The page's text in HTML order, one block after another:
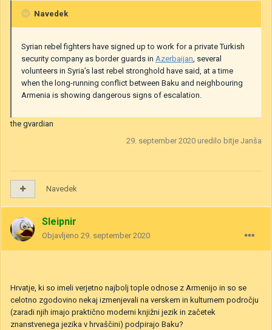
Navedek
Syrian rebel fighters have signed up to work for a private Turkish
security company as border guards in Azerbaijan, several
volunteers in Syria’s last rebel stronghold have said, at a time
when the long-running conflict between Baku and neighbouring
Armenia is showing dangerous signs of escalation.
the gvardian
29. september 2020 uredilo bitje Janša
Navedek
Sleipnir
Objavljeno 29. september 2020
Hrvatje, ki so imeli verjetno najbolj tople odnose z Armenijo in so se
celotno zgodovino nekaj izmenjevali na verskem in kulturnem področju
(zaradi njih imajo praktično moderni knjižni jezik in začetek
znanstvenega jezika v hrvaščini) podpirajo Baku?